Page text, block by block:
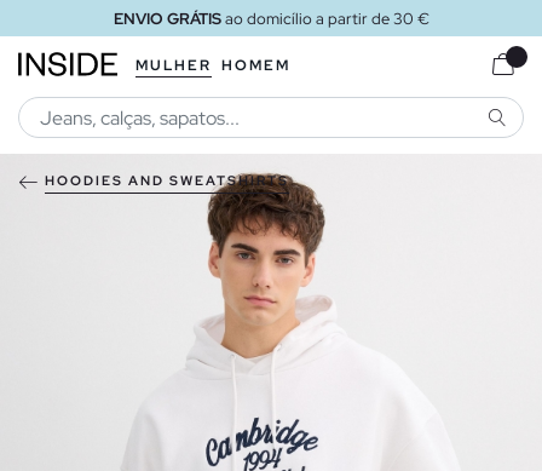
ENVIO GRÁTISao domicílio a partir de 30 €
MULHER HOMEM
HOODIES AND SWEATSHIRTS